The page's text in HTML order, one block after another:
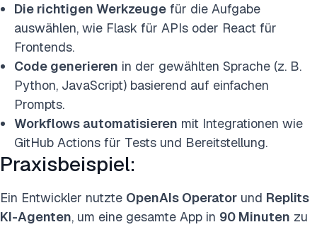
Die richtigen Werkzeuge für die Aufgabe
auswählen, wie Flask für APIs oder React für
Frontends.
Code generieren in der gewählten Sprache (z. B.
Python, JavaScript) basierend auf einfachen
Prompts.
Workflows automatisieren mit Integrationen wie
GitHub Actions für Tests und Bereitstellung.
Praxisbeispiel:
Ein Entwickler nutzte OpenAIs Operator und Replits
KI-Agenten, um eine gesamte App in 90 Minuten zu